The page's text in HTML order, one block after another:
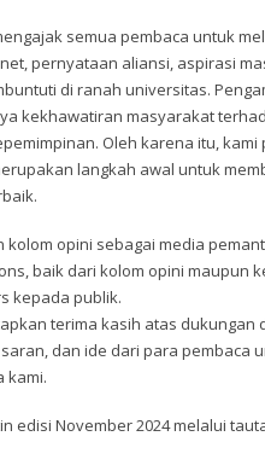
semua pembaca untuk
pernyataan aliansi, aspirasi
di ranah universitas.
kekhawatiran masyarakat
Oleh karena itu,
langkah awal untuk
kolom opini sebagai media
baik dari kolom opini maupun
kepada publik.
terima kasih atas
dan ide dari para pembaca
kami.
edisi November 2024 melalui